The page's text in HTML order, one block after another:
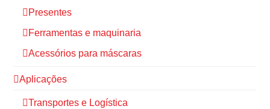
Presentes
Ferramentas e maquinaria
Acessórios para máscaras
Aplicações
Transportes e Logística